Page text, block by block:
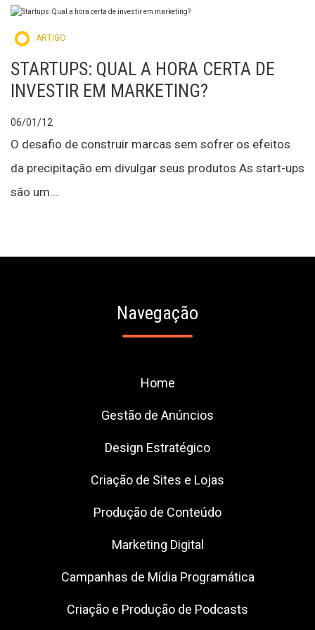
ARTIGO
STARTUPS: QUAL A HORA CERTA DE
INVESTIR EM MARKETING?
06/01/12
O desafio de construir marcas sem sofrer os efeitos
da precipitação em divulgar seus produtos As start-ups
são um...
Navegação
Home
Gestão de Anúncios
Design Estratégico
Criação de Sites e Lojas
Produção de Conteúdo
Marketing Digital
Campanhas de Mídia Programática
Criação e Produção de Podcasts